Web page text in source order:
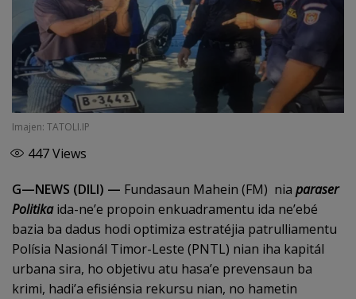
Imajen: TATOLI.IP
447Views
G—NEWS (DILI) — Fundasaun Mahein (FM) nia paraser
Politikaida-ne’e propoin enkuadramentu ida ne’ebé
bazia ba dadus hodi optimiza estratéjia patrulliamentu
Polísia Nasionál Timor-Leste (PNTL) nian iha kapitál
urbana sira, ho objetivu atu hasa’e prevensaun ba
krimi, hadi’a efisiénsia rekursu nian, no hametin